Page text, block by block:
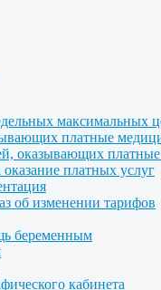
максимальных
платные
оказывающих
платных услуг
об изменении тарифов
беременным
кабинета